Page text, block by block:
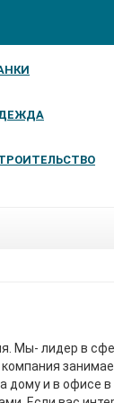
Мы- лидер в
дому и в офисе в